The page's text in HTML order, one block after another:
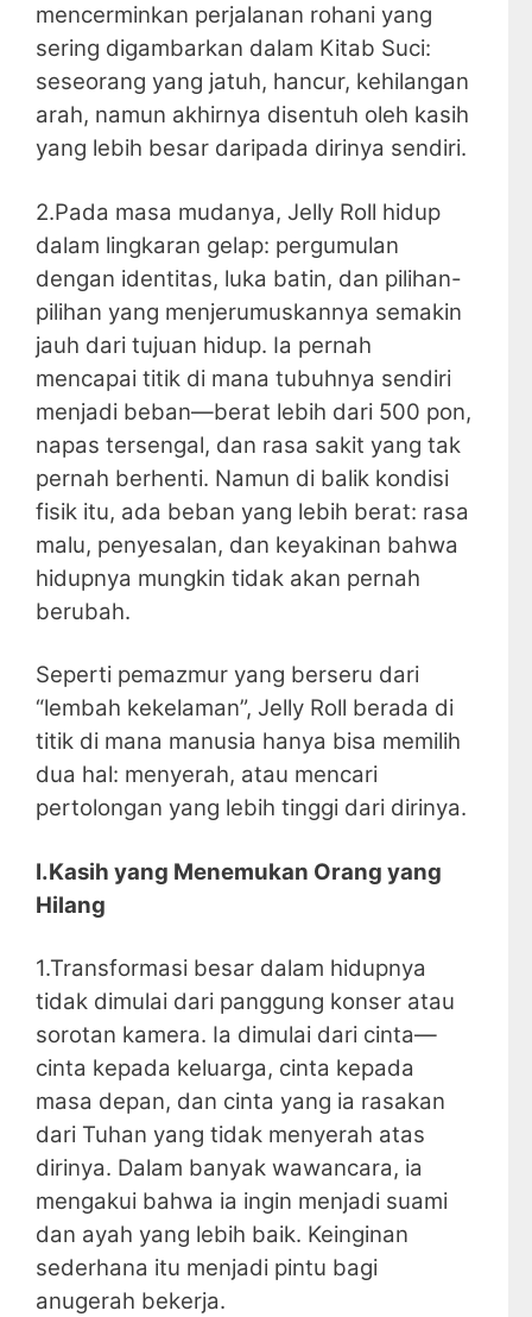
mencerminkan perjalanan rohani yang
sering digambarkan dalam Kitab Suci:
seseorang yang jatuh, hancur, kehilangan
arah, namun akhirnya disentuh oleh kasih
yang lebih besar daripada dirinya sendiri.
2.Pada masa mudanya, Jelly Roll hidup
dalam lingkaran gelap: pergumulan
dengan identitas, luka batin, dan pilihan-
pilihan yang menjerumuskannya semakin
jauh dari tujuan hidup. Ia pernah
mencapai titik di mana tubuhnya sendiri
menjadi beban—berat lebih dari 500 pon,
napas tersengal, dan rasa sakit yang tak
pernah berhenti. Namun di balik kondisi
fisik itu, ada beban yang lebih berat: rasa
malu, penyesalan, dan keyakinan bahwa
hidupnya mungkin tidak akan pernah
berubah.
Seperti pemazmur yang berseru dari
“lembah kekelaman”, Jelly Roll berada di
titik di mana manusia hanya bisa memilih
dua hal: menyerah, atau mencari
pertolongan yang lebih tinggi dari dirinya.
I.Kasih yang Menemukan Orang yang
Hilang
1.Transformasi besar dalam hidupnya
tidak dimulai dari panggung konser atau
sorotan kamera. Ia dimulai dari cinta—
cinta kepada keluarga, cinta kepada
masa depan, dan cinta yang ia rasakan
dari Tuhan yang tidak menyerah atas
dirinya. Dalam banyak wawancara, ia
mengakui bahwa ia ingin menjadi suami
dan ayah yang lebih baik. Keinginan
sederhana itu menjadi pintu bagi
anugerah bekerja.